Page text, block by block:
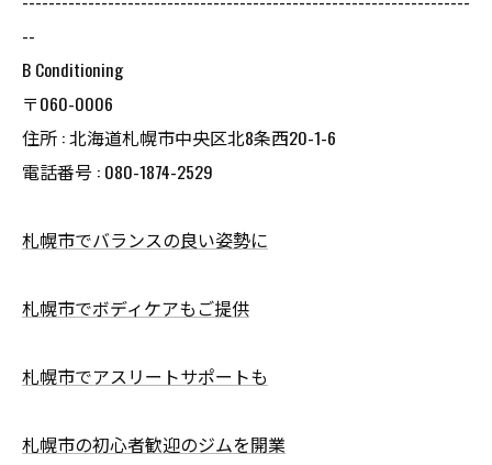
--
B Conditioning
〒060-0006
住所 : 北海道札幌市中央区北8条西20-1-6
電話番号 : 080-1874-2529
札幌市でバランスの良い姿勢に
札幌市でボディケアもご提供
札幌市でアスリートサポートも
札幌市の初心者歓迎のジムを開業